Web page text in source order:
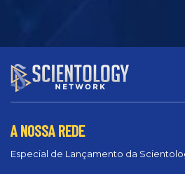
A NOSSA REDE
Especial de Lançamento da